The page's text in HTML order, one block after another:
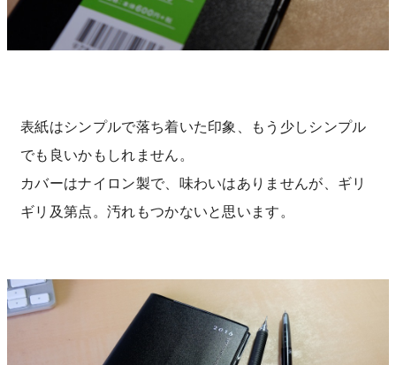
表紙はシンプルで落ち着いた印象、もう少しシンプル
でも良いかもしれません。
カバーはナイロン製で、味わいはありませんが、ギリ
ギリ及第点。汚れもつかないと思います。